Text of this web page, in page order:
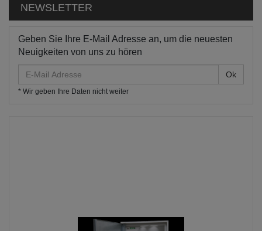
NEWSLETTER
Geben Sie Ihre E-Mail Adresse an, um die neuesten
Neuigkeiten von uns zu hören
Mail
Adresse
* Wir geben Ihre Daten nicht weiter